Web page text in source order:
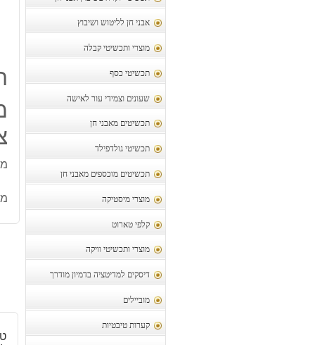
אבני חן לליטוש ושיבוץ
מוצרי ותכשיטי קבלה
תכשיטי כסף
שעונים וצמידי עור לאישה
תכשיטים מאבני חן
תכשיטי גולדפילד
תכשיטים מוכספים מאבני חן
מוצרי מיסטיקה
קלפי טארוט
מוצרי ותכשיטי וויקה
דיסקים למדיטציה בדמיון מודרך
מוביילים
קערות טיבטיות